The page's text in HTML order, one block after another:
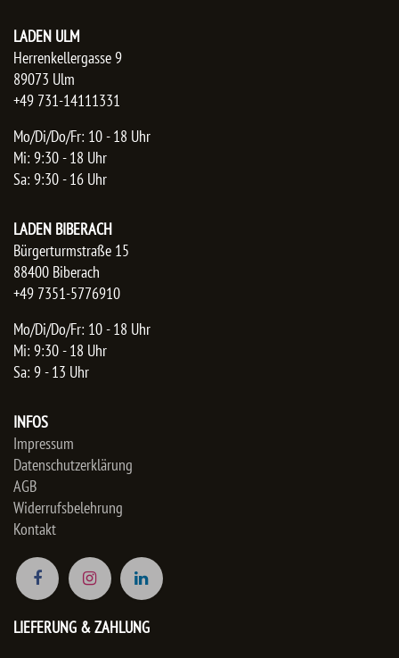
LADEN ULM
Herrenkellergasse 9
89073 Ulm
+49 731-14111331
Mo/Di/Do/Fr: 10 - 18 Uhr
Mi: 9:30 - 18 Uhr
Sa: 9:30 - 16 Uhr
LADEN BIBERACH
Bürgerturmstraße 15
88400 Biberach
+49 7351-5776910
Mo/Di/Do/Fr: 10 - 18 Uhr
Mi: 9:30 - 18 Uhr
Sa: 9 - 13 Uhr
INFOS
Impressum
Datenschutzerklärung
AGB
Widerrufsbelehrung
Kontakt
LIEFERUNG & ZAHLUNG